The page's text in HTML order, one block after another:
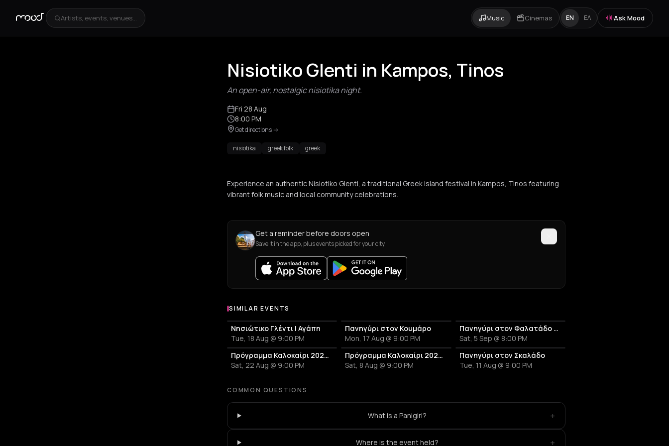
Artists, events, venues... Music Cinemas EN ΕΛ Ask Mood
Nisiotiko Glenti in Kampos, Tinos
An open-air, nostalgic nisiotika night.
Fri 28 Aug
8:00 PM
Get directions->
nisiotika greek folk greek
Experience an authentic Nisiotiko Glenti, a traditional Greek island festival in Kampos, Tinos featuring
vibrant folk music and local community celebrations.
Get a reminder before doors open
Save it in the app, plus events picked for your city.
SIMILAR EVENTS
Νησιώτικο Γλέντι | Αγάπη
Tue, 18 Aug @ 9:00 PM
Πανηγύρι στον Κουμάρο
Mon, 17 Aug @ 9:00 PM
Πανηγύρι στον Φαλατάδο Τήνου
Sat, 5 Sep @ 8:00 PM
Πρόγραμμα Καλοκαίρι 2026 – Μουσικό Ταξίδι στις Κυκλάδες και την Αθήνα
Sat, 22 Aug @ 9:00 PM
Πρόγραμμα Καλοκαίρι 2026 – Μουσικό Ταξίδι στις Κυκλάδες και την Αθήνα!
Sat, 8 Aug @ 9:00 PM
Πανηγύρι στον Σκαλάδο
Tue, 11 Aug @ 9:00 PM
COMMON QUESTIONS
What is a Panigiri? +
Where is the event held? +